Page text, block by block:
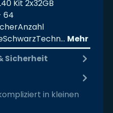
Kit 2x32GB
64
Mehr
Sicherheit
in kleinen